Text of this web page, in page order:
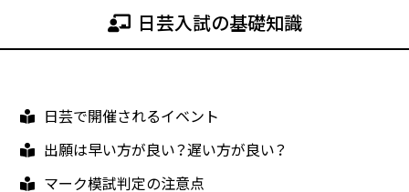
日芸入試の基礎知識
日芸で開催されるイベント
出願は早い方が良い？遅い方が良い？
マーク模試判定の注意点